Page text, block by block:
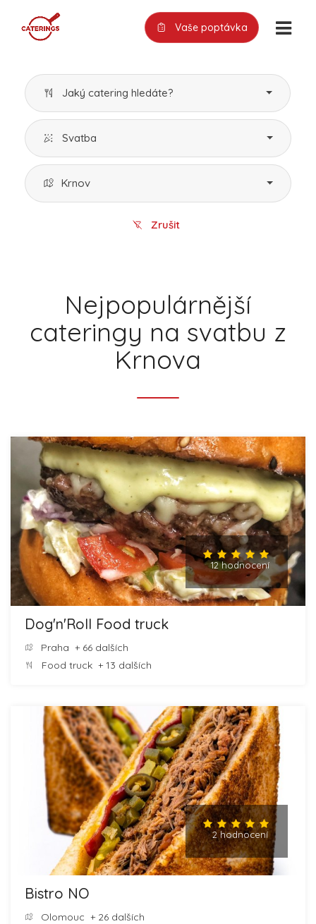
Vaše poptávka
Jaký catering hledáte?
Svatba
Krnov
Zrušit
Nejpopulárnější
cateringy na svatbu z
Krnova
12 hodnocení
Dog'n'Roll Food truck
Praha + 66 dalších
Food truck + 13 dalších
2 hodnocení
Bistro NO
Olomouc + 26 dalších